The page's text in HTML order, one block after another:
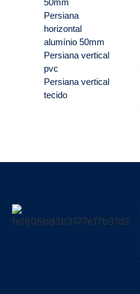
50mm
Persiana
horizontal
alumínio 50mm
Persiana vertical
pvc
Persiana vertical
tecido